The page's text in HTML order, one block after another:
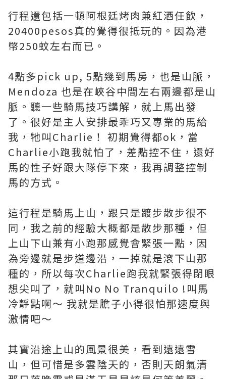
行程還包括一頓阿根廷烤肉兼紅酒任飲，
20400pesos真的覺得很抵玩的。因為港
幣250蚊左右而已。
4點多pick up, 5點幾到馬房，也是山脈，
Mendoza 也是在峽谷中間左右兩邊都是山
脈。聽一些騎馬技巧講解，就上馬出發
了。很好是主人安排最乖巧又專業的馬給
我，牠叫Charlie！ 初期覺得都ok，當
Charlie小跑我就怕了，差點控不住，還好
馬的性子好跟大隊停下來，我再調整控制
馬的方式。
這行程是騎馬上山，跟只是踱步散步很不
同，我之前的經驗大概都是散步那種，但
上山下山兼有小跑那感覺會緊張一點，因
為旁邊就是步道邊沿，一掉就是滾下山那
種的，所以每次Charlie跑我就緊張得閉眼
想尖叫了，就叫No No Tranquilo !叫馬
冷靜點啊～ 我就是膽子小得很怕那速度與
激情吧～
其實沿途上山的風景很美，看到遠遠雪
山，但可惜是多雲陰天的，否則天朗氣清